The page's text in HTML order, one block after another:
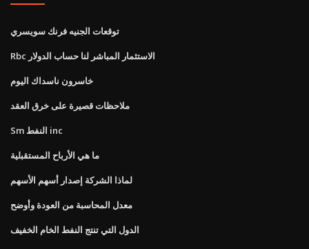
توقعات الجنيه فرنك سويسري
Rbc الاستثمار المباشر لنا حساب الدولار
خاسرون ناسداك اليوم
ملاحظات قصيرة على خرق العقد
Sm النفط inc
ما هي الأرباح المستقبلية
لماذا الشركة إصدار أسهم الأسهم
معدل المحاسبة من العودة وأوضح
الدول التي تنتج النفط الخام الخفيف